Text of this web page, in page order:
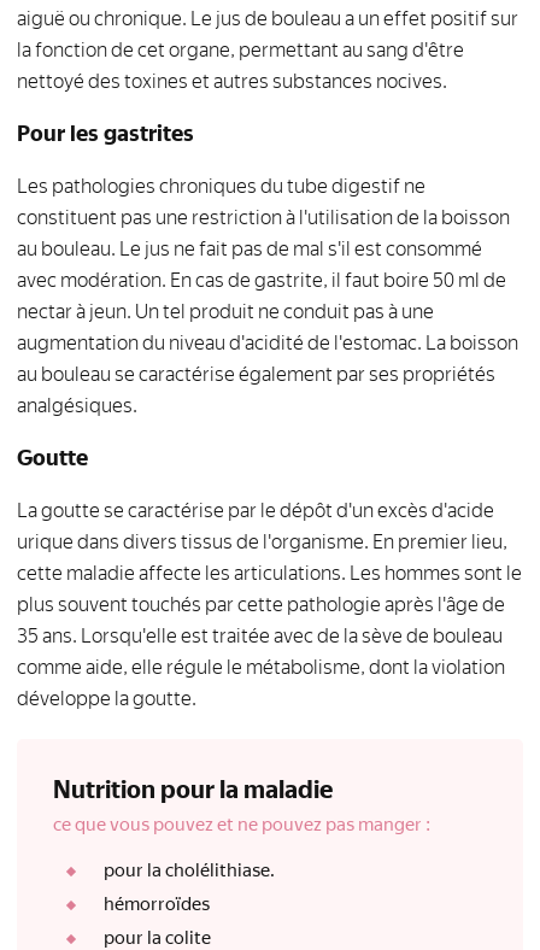
aiguë ou chronique. Le jus de bouleau a un effet positif sur
la fonction de cet organe, permettant au sang d'être
nettoyé des toxines et autres substances nocives.
Pour les gastrites
Les pathologies chroniques du tube digestif ne
constituent pas une restriction à l'utilisation de la boisson
au bouleau. Le jus ne fait pas de mal s'il est consommé
avec modération. En cas de gastrite, il faut boire 50 ml de
nectar à jeun. Un tel produit ne conduit pas à une
augmentation du niveau d'acidité de l'estomac. La boisson
au bouleau se caractérise également par ses propriétés
analgésiques.
Goutte
La goutte se caractérise par le dépôt d'un excès d'acide
urique dans divers tissus de l'organisme. En premier lieu,
cette maladie affecte les articulations. Les hommes sont le
plus souvent touchés par cette pathologie après l'âge de
35 ans. Lorsqu'elle est traitée avec de la sève de bouleau
comme aide, elle régule le métabolisme, dont la violation
développe la goutte.
Nutrition pour la maladie
ce que vous pouvez et ne pouvez pas manger :
pour la cholélithiase.
hémorroïdes
pour la colite